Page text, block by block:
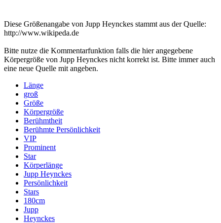
Diese Größenangabe von Jupp Heynckes stammt aus der Quelle:
http://www.wikipeda.de
Bitte nutze die Kommentarfunktion falls die hier angegebene
Körpergröße von Jupp Heynckes nicht korrekt ist. Bitte immer auch
eine neue Quelle mit angeben.
Länge
groß
Größe
Körpergröße
Berühmtheit
Berühmte Persönlichkeit
VIP
Prominent
Star
Körperlänge
Jupp Heynckes
Persönlichkeit
Stars
180cm
Jupp
Heynckes